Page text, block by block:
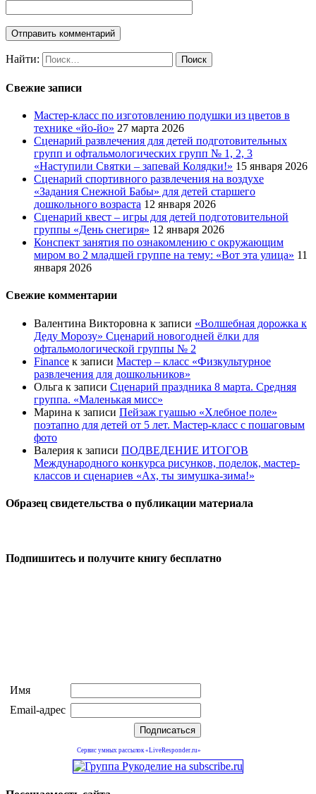
Найти:
Свежие записи
Мастер-класс по изготовлению подушки из цветов в
технике «йо-йо» 27 марта 2026
Сценарий развлечения для детей подготовительных
групп и офтальмологических групп № 1, 2, 3
«Наступили Святки – запевай Колядки!» 15 января 2026
Сценарий спортивного развлечения на воздухе
«Задания Снежной Бабы» для детей старшего
дошкольного возраста 12 января 2026
Сценарий квест – игры для детей подготовительной
группы «День снегиря» 12 января 2026
Конспект занятия по ознакомлению с окружающим
миром во 2 младшей группе на тему: «Вот эта улица» 11
января 2026
Свежие комментарии
Валентина Викторовна к записи «Волшебная дорожка к
Деду Морозу» Сценарий новогодней ёлки для
офтальмологической группы № 2
Finance к записи Мастер – класс «Физкультурное
развлечения для дошкольников»
Ольга к записи Сценарий праздника 8 марта. Средняя
группа. «Маленькая мисс»
Марина к записи Пейзаж гуашью «Хлебное поле»
поэтапно для детей от 5 лет. Мастер-класс с пошаговым
фото
Валерия к записи ПОДВЕДЕНИЕ ИТОГОВ
Международного конкурса рисунков, поделок, мастер-
классов и сценариев «Ах, ты зимушка-зима!»
Образец свидетельства о публикации материала
Подпишитесь и получите книгу бесплатно
Имя
Email-адрес
Сервис умных рассылок «LiveResponder.ru»